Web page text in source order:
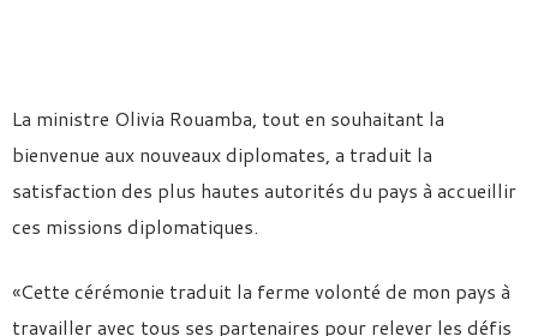
La ministre Olivia Rouamba, tout en souhaitant la
bienvenue aux nouveaux diplomates, a traduit la
satisfaction des plus hautes autorités du pays à accueillir
ces missions diplomatiques.
«Cette cérémonie traduit la ferme volonté de mon pays à
travailler avec tous ses partenaires pour relever les défis